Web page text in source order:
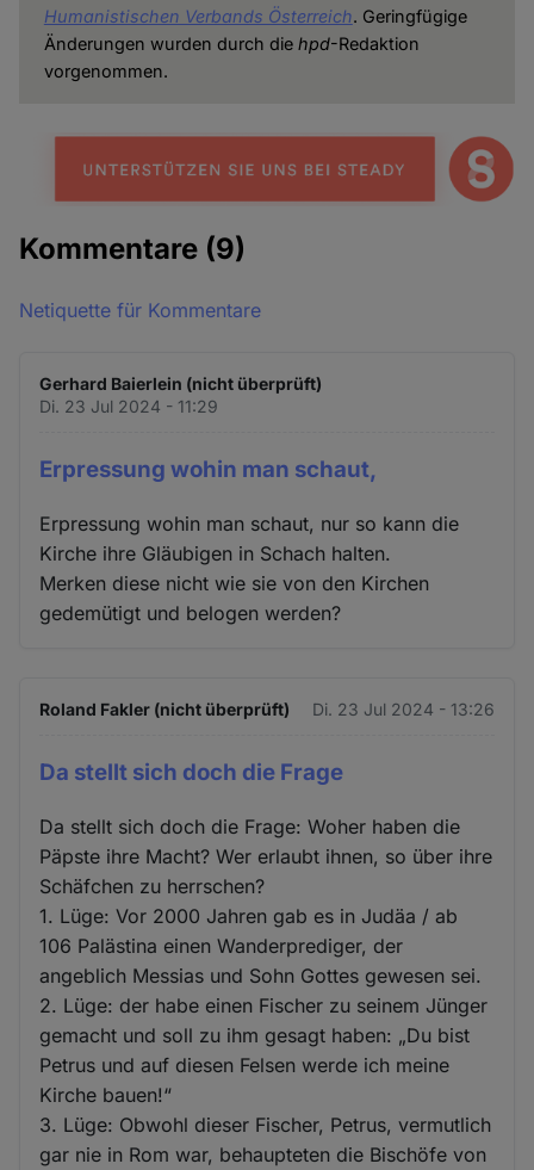
Humanistischen Verbands Österreich. Geringfügige
Änderungen wurden durch die hpd-Redaktion
vorgenommen.
Kommentare (9)
Netiquette für Kommentare
Gerhard Baierlein (nicht überprüft)
Di. 23 Jul 2024 - 11:29
Erpressung wohin man schaut,
Erpressung wohin man schaut, nur so kann die
Kirche ihre Gläubigen in Schach halten.
Merken diese nicht wie sie von den Kirchen
gedemütigt und belogen werden?
Roland Fakler (nicht überprüft) Di. 23 Jul 2024 - 13:26
Da stellt sich doch die Frage
Da stellt sich doch die Frage: Woher haben die
Päpste ihre Macht? Wer erlaubt ihnen, so über ihre
Schäfchen zu herrschen?
1. Lüge: Vor 2000 Jahren gab es in Judäa / ab
106 Palästina einen Wanderprediger, der
angeblich Messias und Sohn Gottes gewesen sei.
2. Lüge: der habe einen Fischer zu seinem Jünger
gemacht und soll zu ihm gesagt haben: „Du bist
Petrus und auf diesen Felsen werde ich meine
Kirche bauen!“
3. Lüge: Obwohl dieser Fischer, Petrus, vermutlich
gar nie in Rom war, behaupteten die Bischöfe von